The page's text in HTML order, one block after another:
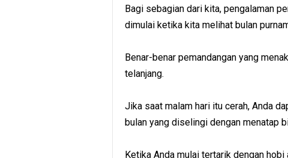
Bagi sebagian dari kita, pengalaman
dimulai ketika kita melihat bulan
Benar-benar pemandangan yang
telanjang.
Jika saat malam hari itu cerah, Anda
bulan yang diselingi dengan menatap
Ketika Anda mulai tertarik dengan